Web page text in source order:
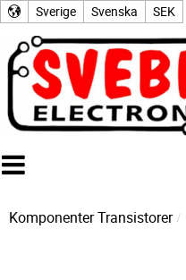
Sverige Svenska SEK
KomponenterTransistorer